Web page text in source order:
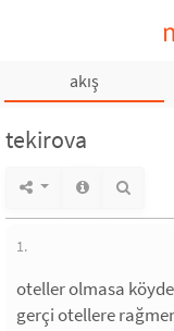
akış
tekirova
1.
oteller olmasa
gerçi otellere